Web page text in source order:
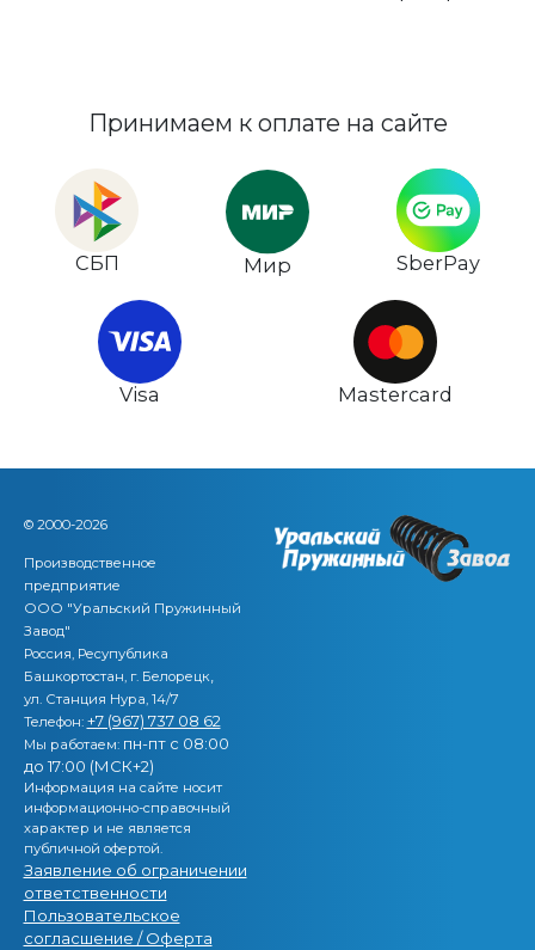
Принимаем к оплате на сайте
СБП Мир SberPay
Visa Mastercard
© 2000-2026
Производственное
предприятие
ООО "Уральский Пружинный
Завод"
Россия, Ресупублика
Башкортостан, г. Белорецк,
ул. Станция Нура, 14/7
Телефон: +7 (967) 737 08 62
Мы работаем: пн-пт с 08:00
до 17:00 (МСК+2)
Информация на сайте носит
информационно-справочный
характер и не является
публичной офертой.
Заявление об ограничении
ответственности
Пользовательское
согласшение / Оферта